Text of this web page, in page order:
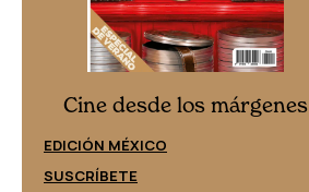
Cine desde los márgenes
EDICIÓN MÉXICO
SUSCRÍBETE